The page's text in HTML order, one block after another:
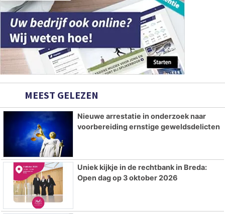
MEEST GELEZEN
Nieuwe arrestatie in onderzoek naar
voorbereiding ernstige geweldsdelicten
Uniek kijkje in de rechtbank in Breda:
Open dag op 3 oktober 2026